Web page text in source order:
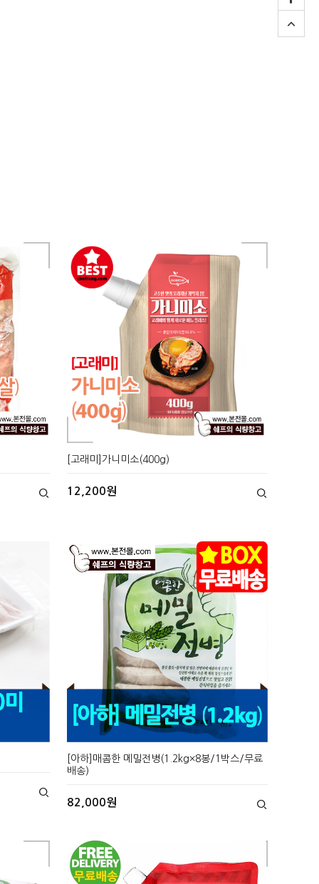
[고래미]가니미소(400g)
12,200원
[아하]매콤한 메밀전병(1.2kg×8봉/1박스/무료
배송)
82,000원